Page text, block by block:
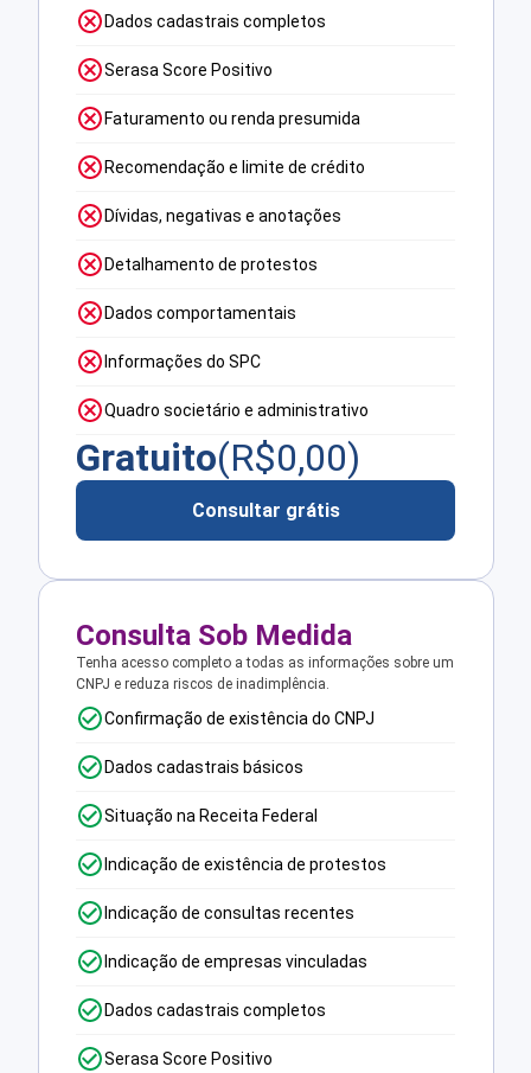
Dados cadastrais completos
Serasa Score Positivo
Faturamento ou renda presumida
Recomendação e limite de crédito
Dívidas, negativas e anotações
Detalhamento de protestos
Dados comportamentais
Informações do SPC
Quadro societário e administrativo
Gratuito(R$0,00)
Consultar grátis
Consulta Sob Medida
Tenha acesso completo a todas as informações sobre um
CNPJ e reduza riscos de inadimplência.
Confirmação de existência do CNPJ
Dados cadastrais básicos
Situação na Receita Federal
Indicação de existência de protestos
Indicação de consultas recentes
Indicação de empresas vinculadas
Dados cadastrais completos
Serasa Score Positivo